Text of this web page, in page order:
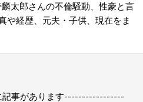
太郎さんの不倫騒動、性豪と言
や経歴、元夫・子供、現在をま
事があります-----------------